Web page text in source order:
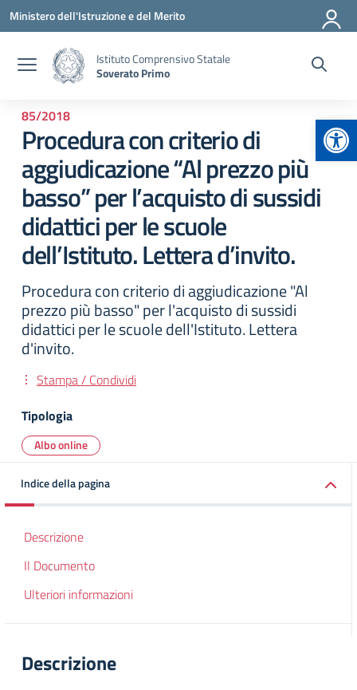
Vai ai contenuti
Vai al menu di navigazione
Vai al footer
Ministero dell'Istruzione e del Merito
Istituto Comprensivo Statale
Soverato Primo
85/2018
Procedura con criterio di
aggiudicazione “Al prezzo più
basso” per l’acquisto di sussidi
didattici per le scuole
dell’Istituto. Lettera d’invito.
Procedura con criterio di aggiudicazione "Al
prezzo più basso" per l'acquisto di sussidi
didattici per le scuole dell'Istituto. Lettera
d'invito.
Stampa / Condividi
Tipologia
Albo online
Indice della pagina
Descrizione
Il Documento
Ulteriori informazioni
Descrizione